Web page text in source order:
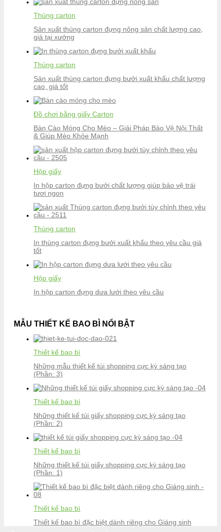
Thùng carton
Sản xuất thùng carton đựng nông sản chất lượng cao,
giá tại xưởng
Thùng carton
Sản xuất thùng carton đựng bưởi xuất khẩu chất lượng
cao, giá tốt
Đồ chơi bằng giấy Carton
Bàn Cào Móng Cho Mèo – Giải Pháp Bảo Vệ Nội Thất
& Giúp Mèo Khỏe Mạnh
Hộp giấy
In hộp carton đựng bưởi chất lượng giúp bảo vệ trái
tươi ngon
Thùng carton
In thùng carton đựng bưởi xuất khẩu theo yêu cầu giá
tốt
Hộp giấy
In hộp carton đựng dưa lưới theo yêu cầu
MẪU THIẾT KẾ BAO BÌ NỔI BẬT
Thiết kế bao bì
Những mẫu thiết kế túi shopping cực kỳ sáng tạo
(Phần: 3)
Thiết kế bao bì
Những thiết kế túi giấy shopping cực kỳ sáng tạo
(Phần: 2)
Thiết kế bao bì
Những thiết kế túi giấy shopping cực kỳ sáng tạo
(Phần: 1)
Thiết kế bao bì
Thiết kế bao bì đặc biệt dành riêng cho Giáng sinh